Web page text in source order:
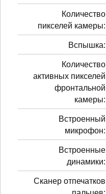
Количество
пикселей камеры:
Вспышка:
Количество
активных пикселей
фронтальной
камеры:
Встроенный
микрофон:
Встроенные
динамики:
Сканер отпечатков